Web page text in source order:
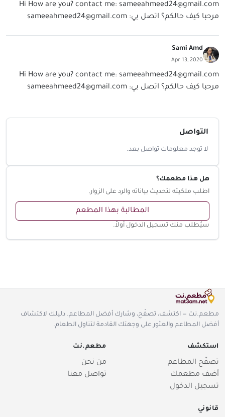
Hi How are you? contact me: sameeahmeed24@gmail.com
مرحبا كيف حالكم؟ اتصل بي: sameeahmeed24@gmail.com
Sami Amd
Apr 13, 2020
Hi How are you? contact me: sameeahmeed24@gmail.com
مرحبا كيف حالكم؟ اتصل بي: sameeahmeed24@gmail.com
التواصل
لا توجد معلومات تواصل بعد.
هل هذا مطعمك؟
اطلب ملكيته لتحديث بياناته والرد على الزوار.
المطالبة بهذا المطعم
سيُطلب منك تسجيل الدخول أولاً.
مطعم.نت — اكتشف، تصفّح، وشارك أفضل المطاعم. دليلك لاكتشاف
أفضل المطاعم والعثور على وجهتك القادمة لتناول الطعام.
استكشف
تصفّح المطاعم
أضف مطعمك
تسجيل الدخول
مطعم.نت
من نحن
تواصل معنا
قانوني